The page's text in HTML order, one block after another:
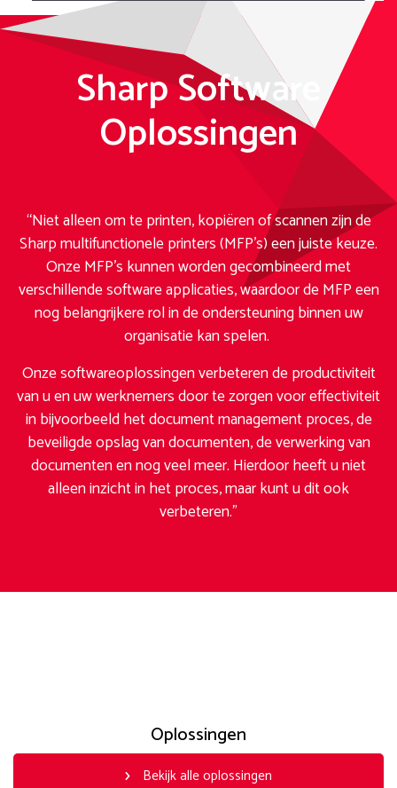
Sharp Software
Oplossingen
“Niet alleen om te printen, kopiëren of scannen zijn de
Sharp multifunctionele printers (MFP’s) een juiste keuze.
Onze MFP’s kunnen worden gecombineerd met
verschillende software applicaties, waardoor de MFP een
nog belangrijkere rol in de ondersteuning binnen uw
organisatie kan spelen.
Onze softwareoplossingen verbeteren de productiviteit
van u en uw werknemers door te zorgen voor effectiviteit
in bijvoorbeeld het document management proces, de
beveiligde opslag van documenten, de verwerking van
documenten en nog veel meer. Hierdoor heeft u niet
alleen inzicht in het proces, maar kunt u dit ook
verbeteren.”
Oplossingen
Bekijk alle oplossingen